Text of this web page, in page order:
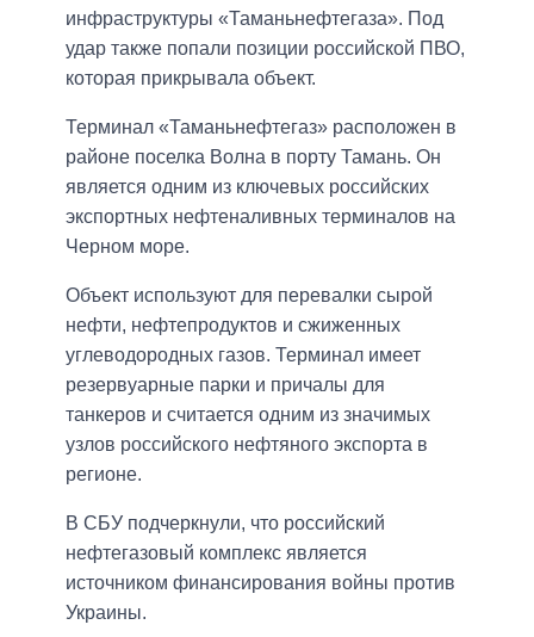
инфраструктуры «Таманьнефтегаза». Под
удар также попали позиции российской ПВО,
которая прикрывала объект.
Терминал «Таманьнефтегаз» расположен в
районе поселка Волна в порту Тамань. Он
является одним из ключевых российских
экспортных нефтеналивных терминалов на
Черном море.
Объект используют для перевалки сырой
нефти, нефтепродуктов и сжиженных
углеводородных газов. Терминал имеет
резервуарные парки и причалы для
танкеров и считается одним из значимых
узлов российского нефтяного экспорта в
регионе.
В СБУ подчеркнули, что российский
нефтегазовый комплекс является
источником финансирования войны против
Украины.